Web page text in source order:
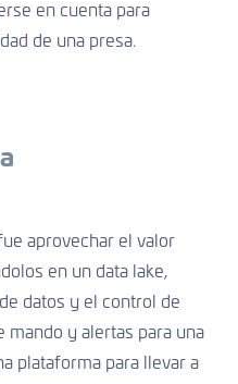
en cuenta para
de una presa.
aprovechar el valor
en un data lake,
datos y el control de
mando y alertas para una
plataforma para llevar a